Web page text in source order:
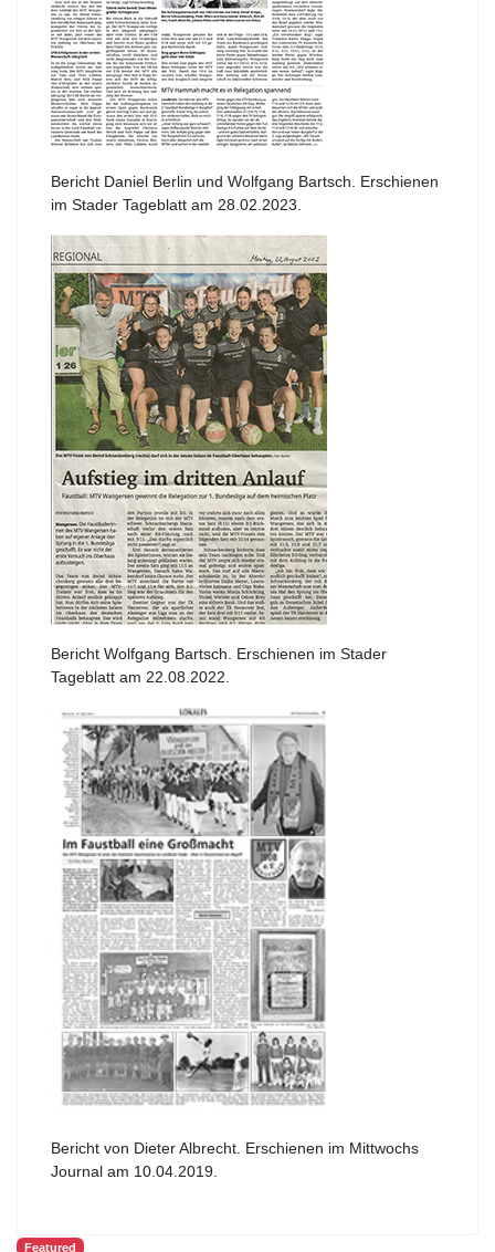
Bericht Daniel Berlin und Wolfgang Bartsch. Erschienen
im Stader Tageblatt am 28.02.2023.
Bericht Wolfgang Bartsch. Erschienen im Stader
Tageblatt am 22.08.2022.
Bericht von Dieter Albrecht. Erschienen im Mittwochs
Journal am 10.04.2019.
Featured